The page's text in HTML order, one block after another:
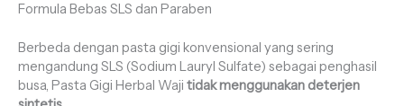
Formula Bebas SLS dan Paraben
Berbeda dengan pasta gigi konvensional yang sering
mengandung SLS (Sodium Lauryl Sulfate) sebagai penghasil
busa, Pasta Gigi Herbal Waji tidak menggunakan deterjen